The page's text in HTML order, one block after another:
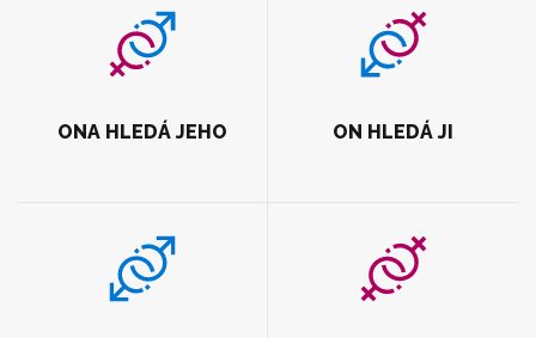
ONA HLEDÁ JEHO ON HLEDÁ JI